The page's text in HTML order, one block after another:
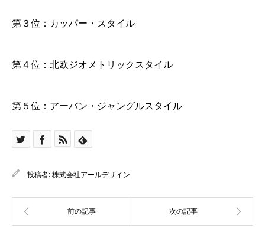
第３位：カッパー・スタイル
第４位：北欧ジオメトリックスタイル
第５位：アーバン・ジャングルスタイル
投稿者:株式会社アールデザイン